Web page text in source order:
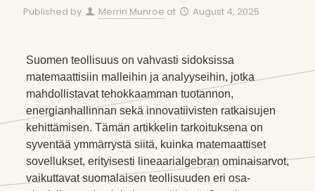
Published by Merrin Munroe at August 4, 2025
Suomen teollisuus on vahvasti sidoksissa
matemaattisiin malleihin ja analyyseihin, jotka
mahdollistavat tehokkaamman tuotannon,
energianhallinnan sekä innovatiivisten ratkaisujen
kehittämisen. Tämän artikkelin tarkoituksena on
syventää ymmärrystä siitä, kuinka matemaattiset
sovellukset, erityisesti lineaarialgebran ominaisarvot,
vaikuttavat suomalaisen teollisuuden eri osa-